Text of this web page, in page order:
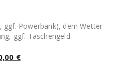
ggf. Powerbank), dem Wetter
ggf. Taschengeld
€